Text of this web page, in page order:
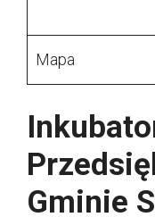
Mapa
Gminie